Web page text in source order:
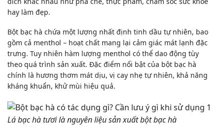
hay làm đẹp.
Bột bạc hà chứa một lượng nhất định tinh dầu tự nhiên, bao
gồm cả menthol – hoạt chất mang lại cảm giác mát lạnh đặc
trưng. Tuy nhiên hàm lượng menthol có thể dao động tùy
theo quá trình sản xuất. Đặc điểm nổi bật của bột bạc hà
chính là hương thơm mát dịu, vị cay nhẹ tự nhiên, khả năng
kháng khuẩn, khử mùi hiệu quả.
Lá bạc hà tươi là nguyên liệu sản xuất bột bạc hà